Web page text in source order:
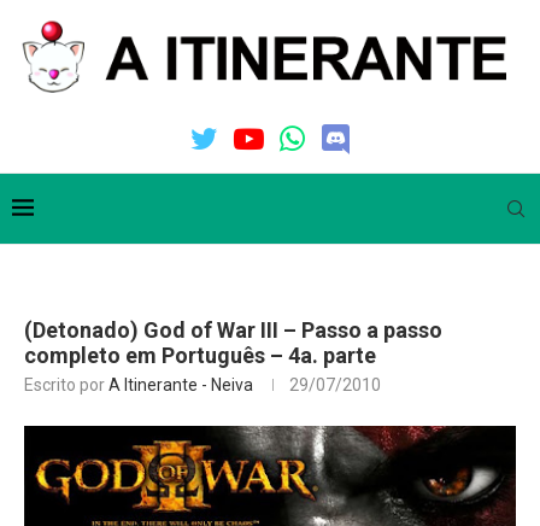
(Detonado) God of War III – Passo a passo
completo em Português – 4a. parte
Escrito porA Itinerante - Neiva 29/07/2010